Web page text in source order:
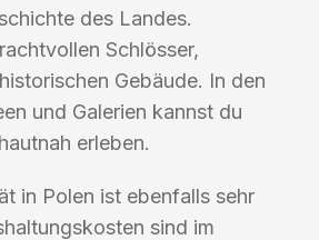
des Landes.
Schlösser,
Gebäude. In den
und Galerien kannst du
erleben.
in Polen ist ebenfalls sehr
sind im